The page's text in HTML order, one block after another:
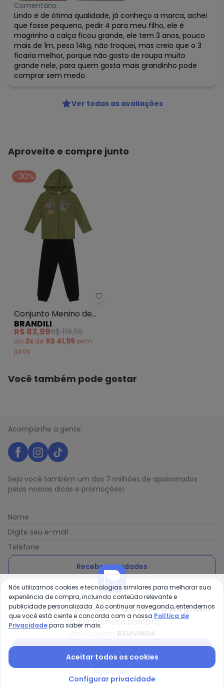
Comentário:
Lindo e de ótima qualidade, já conheço a marca, achei
que fosse pequeno, pedir 4 para meu filho, ele é
magrinho a calça ficou grande, ele tem 3 anos, pouco
mais de 1m, pesa 14kg, não troquei, mas creio que o 3
ficaria melhor, porque não gosto de roupa muito
grande nele, para quem gosta mais grandinho pode
comprar sem medo.
Ver todas as avaliações
Aproveite e compre junto
-30%
Brandili - Conjunto Menino de
Conjunto Menino de
Dinossauro Verde
BRANDILI
R$ 83,99R$ 119,99
ou 2x de R$ 41,99 sem
juros
Você também pode gostar
Acompanhe a gente
Seja você também um dos 7 milhões de apaixonados
pelas nossas dicas e promoções!
Nome
Digite seu e-mail
Telefone
Receber novidades
Ao enviar o cadastro, você concorda com a nossa Política
de Privacidade
Posthaus é uma marca da Posthaus Ltda / CNPJ:
80.462.138/0001-41
Endereço: Rua Werner Duwe, 202 Bairro Badenfurt -
89.070-700 - Blumenau/SC
Compre pelo app e ganhe12% OFF + frete grátis
na sua primeira compra
Nós utilizamos cookies e tecnologias similares para melhorar sua
experiência de compra, incluindo conteúdo relevante e
publicidade personalizada. Ao continuar navegando, entendemos
que você está ciente e concorda com a nossa Política de
Privacidadepara saber mais.
Aceitar todos os cookies
Configurar privacidade